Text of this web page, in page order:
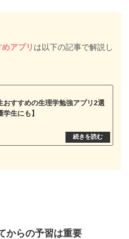
アプリ は以下の記事で解説し
おすすめの生理学勉強アプリ2選
学生にも】
からの予習は重要